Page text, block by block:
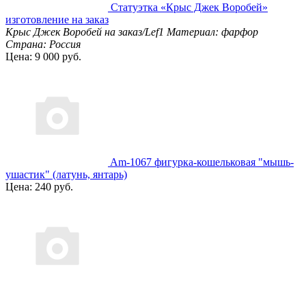
Статуэтка «Крыс Джек Воробей»
изготовление на заказ
Крыс Джек Воробей на заказ/Lef1 Материал: фарфор
Страна: Россия
Цена: 9 000 руб.
Am-1067 фигурка-кошельковая "мышь-
ушастик" (латунь, янтарь)
Цена: 240 руб.